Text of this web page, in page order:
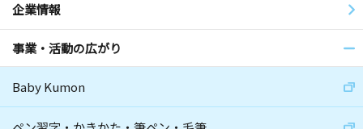
企業情報
事業・活動の広がり
Baby Kumon